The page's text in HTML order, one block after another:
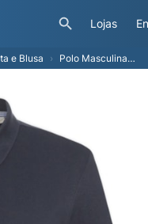
Lojas
e Blusa Polo Masculina Regular Friso Peitilho l - Azul